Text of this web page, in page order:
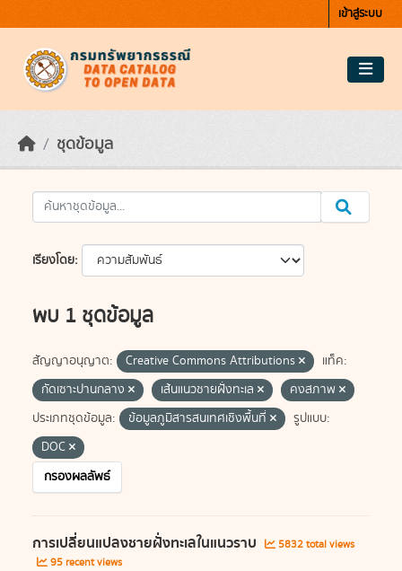
เข้าสู่ระบบ
ชุดข้อมูล
เรียงโดย
พบ 1 ชุดข้อมูล
สัญญาอนุญาต: Creative Commons Attributions
แท็ค:
กัดเซาะปานกลาง
เส้นแนวชายฝั่งทะเล
คงสภาพ
ประเภทชุดข้อมูล:
ข้อมูลภูมิสารสนเทศเชิงพื้นที่
รูปแบบ:
DOC
กรองผลลัพธ์
การเปลี่ยนแปลงชายฝั่งทะเลในแนวราบ
5832 total views
95 recent views